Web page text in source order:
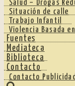
Salud – Drogas
Situación de calle
Trabajo Infantil
Violencia Basada
Fuentes
Mediateca
Biblioteca
Contacto
Contacto